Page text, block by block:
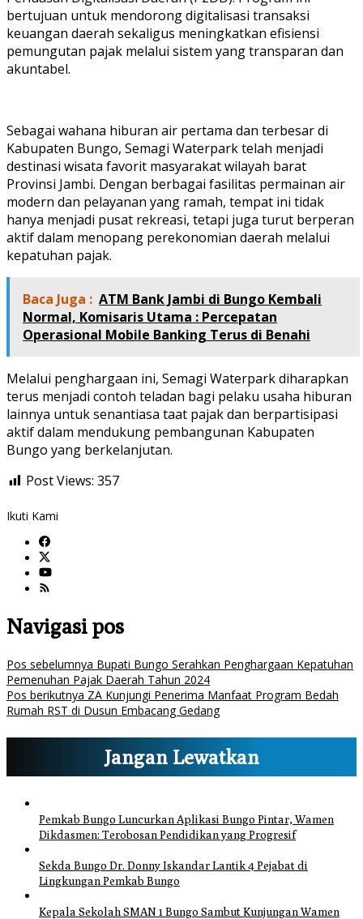
bertujuan untuk mendorong digitalisasi transaksi
keuangan daerah sekaligus meningkatkan efisiensi
pemungutan pajak melalui sistem yang transparan dan
akuntabel.
Sebagai wahana hiburan air pertama dan terbesar di
Kabupaten Bungo, Semagi Waterpark telah menjadi
destinasi wisata favorit masyarakat wilayah barat
Provinsi Jambi. Dengan berbagai fasilitas permainan air
modern dan pelayanan yang ramah, tempat ini tidak
hanya menjadi pusat rekreasi, tetapi juga turut berperan
aktif dalam menopang perekonomian daerah melalui
kepatuhan pajak.
Baca Juga : ATM Bank Jambi di Bungo Kembali
Normal, Komisaris Utama : Percepatan
Operasional Mobile Banking Terus di Benahi
Melalui penghargaan ini, Semagi Waterpark diharapkan
terus menjadi contoh teladan bagi pelaku usaha hiburan
lainnya untuk senantiasa taat pajak dan berpartisipasi
aktif dalam mendukung pembangunan Kabupaten
Bungo yang berkelanjutan.
Post Views: 357
Ikuti Kami
Navigasi pos
Pos sebelumnya Bupati Bungo Serahkan Penghargaan Kepatuhan
Pemenuhan Pajak Daerah Tahun 2024
Pos berikutnya ZA Kunjungi Penerima Manfaat Program Bedah
Rumah RST di Dusun Embacang Gedang
Jangan Lewatkan
Pemkab Bungo Luncurkan Aplikasi Bungo Pintar, Wamen
Dikdasmen: Terobosan Pendidikan yang Progresif
Sekda Bungo Dr. Donny Iskandar Lantik 4 Pejabat di
Lingkungan Pemkab Bungo
Kepala Sekolah SMAN 1 Bungo Sambut Kunjungan Wamen